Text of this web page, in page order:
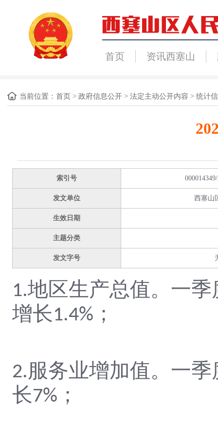
首页 资讯西塞山
当前位置： 首页 > 政府信息公开 > 法定主动公开内容 > 统计
索引号
发文单位 西塞山
生效日期
主题分类
发文字号
1.地区生产总值。 一季
增长1.4% ；
2.服务业增加值。 一季
长7% ；